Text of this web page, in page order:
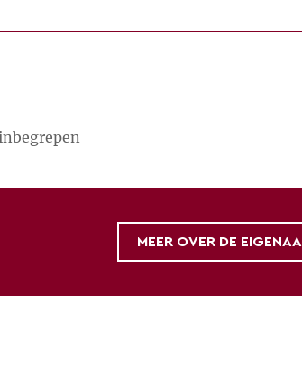
MEER OVER DE